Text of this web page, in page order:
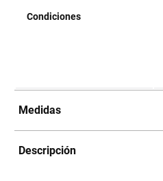
Condiciones
Medidas
Descripción